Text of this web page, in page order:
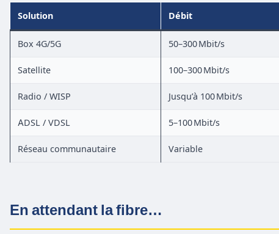
Solution Débit
Box 4G/5G 50–300 Mbit/s
Satellite 100–300 Mbit/s
Radio / WISP Jusqu’à 100 Mbit/s
ADSL / VDSL 5–100 Mbit/s
Réseau communautaire Variable
En attendant la fibre…